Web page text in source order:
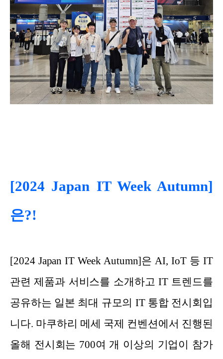
[2024 Japan IT Week Autumn]
은?!
[2024 Japan IT Week Autumn]은 AI, IoT 등 IT
관련 제품과 서비스를 소개하고 IT 트렌드를
공유하는 일본 최대 규모의 IT 통합 전시회입
니다. 마쿠하리 메세 국제 컨벤션에서 진행된
올해 전시회는 700여 개 이상의 기업이 참가